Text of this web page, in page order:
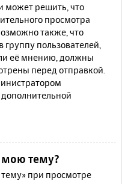
может решить, что
просмотра
также, что
пользователей,
её мнению, должны
перед отправкой.
мою тему?
при просмотре